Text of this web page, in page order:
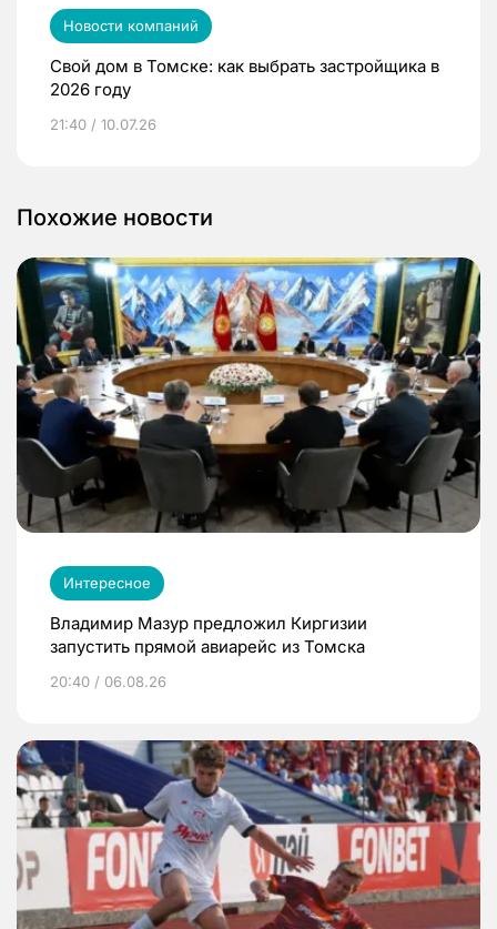
Новости компаний
Свой дом в Томске: как выбрать застройщика в
2026 году
21:40 / 10.07.26
Похожие новости
Интересное
Владимир Мазур предложил Киргизии
запустить прямой авиарейс из Томска
20:40 / 06.08.26